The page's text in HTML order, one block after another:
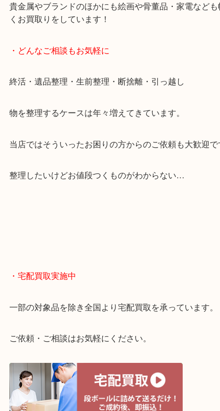
女性スタッフもいますので初めての方でも安心して
ます。
ご成約後の営業電話は一切なし。
お買取後のアンケートやDMなども一切なし。
全国展開のスケールメリットで高額査定！
くお買取りをしています！
物を整理するケースは年々増えてきています。
当店ではそういったお困りの方からのご依頼も大
整理したいけどお値段つくものがわからない…